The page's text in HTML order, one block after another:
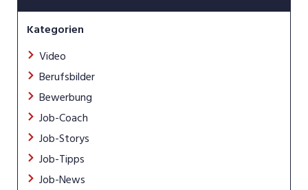
Kategorien
Video
Berufsbilder
Bewerbung
Job-Coach
Job-Storys
Job-Tipps
Job-News